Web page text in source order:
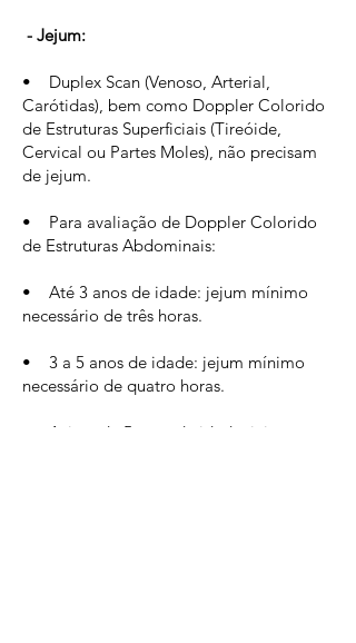
- Jejum:
• Duplex Scan (Venoso, Arterial,
Carótidas), bem como Doppler Colorido
de Estruturas Superficiais (Tireóide,
Cervical ou Partes Moles), não precisam
de jejum.
• Para avaliação de Doppler Colorido
de Estruturas Abdominais:
• Até 3 anos de idade: jejum mínimo
necessário de três horas.
• 3 a 5 anos de idade: jejum mínimo
necessário de quatro horas.
• Acima de 5 anos de idade: jejum